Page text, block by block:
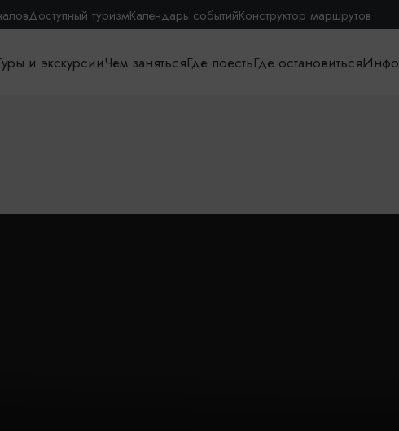
Доступный туризмКалендарь событийКонструктор маршрутов
и экскурсииЧем занятьсяГде поестьГде остановиться